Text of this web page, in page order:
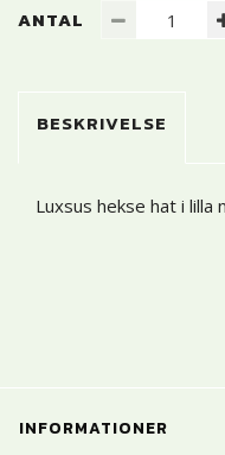
ANTAL
BESKRIVELSE
Luxsus hekse hat i lilla
INFORMATIONER